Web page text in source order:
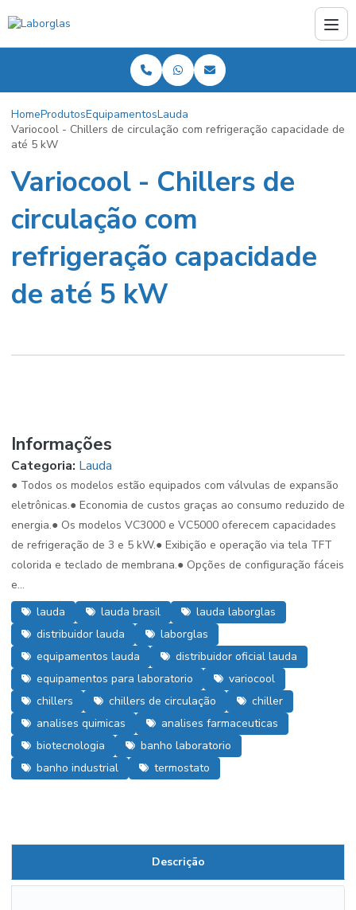
HomeProdutosEquipamentosLauda
Variocool - Chillers de circulação com refrigeração capacidade de
até 5 kW
Variocool - Chillers de
circulação com
refrigeração capacidade
de até 5 kW
Informações
Categoria: Lauda
● Todos os modelos estão equipados com válvulas de expansão
eletrônicas.● Economia de custos graças ao consumo reduzido de
energia.● Os modelos VC3000 e VC5000 oferecem capacidades
de refrigeração de 3 e 5 kW.● Exibição e operação via tela TFT
colorida e teclado de membrana.● Opções de configuração fáceis
e...
lauda
lauda brasil
lauda laborglas
distribuidor lauda
laborglas
equipamentos lauda
distribuidor oficial lauda
equipamentos para laboratorio
variocool
chillers
chillers de circulação
chiller
analises quimicas
analises farmaceuticas
biotecnologia
banho laboratorio
banho industrial
termostato
Descrição